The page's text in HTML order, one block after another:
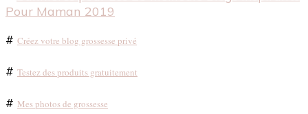
# Créez votre blog grossesse privé
# Testez des produits gratuitement
# Mes photos de grossesse